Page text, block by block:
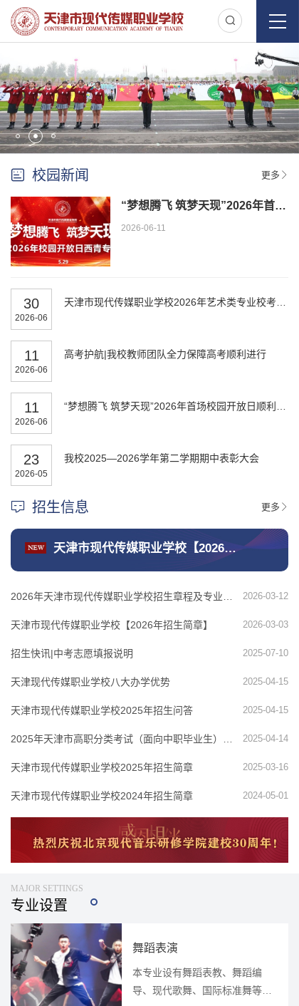
校园新闻 更多
“梦想腾飞 筑梦天现”2026年首场校园开放日顺利举行
2026-06-11
30
2026-06
11
2026-06
高考护航|我校教师团队全力保障高考顺利进行
11
2026-06
23
2026-05
我校2025—2026学年第二学期期中表彰大会
招生信息 更多
天津市现代传媒职业学校【2026年招生简章】
2026-03-12
天津市现代传媒职业学校【2026年招生简章】 2026-03-03
招生快讯|中考志愿填报说明 2025-07-10
天津现代传媒职业学校八大办学优势 2025-04-15
天津市现代传媒职业学校2025年招生问答 2025-04-15
2025-04-14
天津市现代传媒职业学校2025年招生简章 2025-03-16
天津市现代传媒职业学校2024年招生简章 2024-05-01
MAJOR SETTINGS
专业设置
舞蹈表演
本专业设有舞蹈表教、舞蹈编
导、现代歌舞、国际标准舞等四